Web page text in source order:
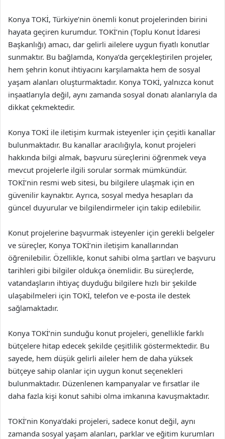
Konya TOKİ, Türkiye’nin önemli konut projelerinden birini
hayata geçiren kurumdur. TOKİ’nin (Toplu Konut İdaresi
Başkanlığı) amacı, dar gelirli ailelere uygun fiyatlı konutlar
sunmaktır. Bu bağlamda, Konya’da gerçekleştirilen projeler,
hem şehrin konut ihtiyacını karşılamakta hem de sosyal
yaşam alanları oluşturmaktadır. Konya TOKİ, yalnızca konut
inşaatlarıyla değil, aynı zamanda sosyal donatı alanlarıyla da
dikkat çekmektedir.
Konya TOKİ ile iletişim kurmak isteyenler için çeşitli kanallar
bulunmaktadır. Bu kanallar aracılığıyla, konut projeleri
hakkında bilgi almak, başvuru süreçlerini öğrenmek veya
mevcut projelerle ilgili sorular sormak mümkündür.
TOKİ’nin resmi web sitesi, bu bilgilere ulaşmak için en
güvenilir kaynaktır. Ayrıca, sosyal medya hesapları da
güncel duyurular ve bilgilendirmeler için takip edilebilir.
Konut projelerine başvurmak isteyenler için gerekli belgeler
ve süreçler, Konya TOKİ’nin iletişim kanallarından
öğrenilebilir. Özellikle, konut sahibi olma şartları ve başvuru
tarihleri gibi bilgiler oldukça önemlidir. Bu süreçlerde,
vatandaşların ihtiyaç duyduğu bilgilere hızlı bir şekilde
ulaşabilmeleri için TOKİ, telefon ve e-posta ile destek
sağlamaktadır.
Konya TOKİ’nin sunduğu konut projeleri, genellikle farklı
bütçelere hitap edecek şekilde çeşitlilik göstermektedir. Bu
sayede, hem düşük gelirli aileler hem de daha yüksek
bütçeye sahip olanlar için uygun konut seçenekleri
bulunmaktadır. Düzenlenen kampanyalar ve fırsatlar ile
daha fazla kişi konut sahibi olma imkanına kavuşmaktadır.
TOKİ’nin Konya’daki projeleri, sadece konut değil, aynı
zamanda sosyal yaşam alanları, parklar ve eğitim kurumları